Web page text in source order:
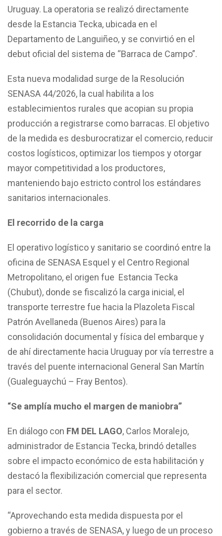
Uruguay. La operatoria se realizó directamente
desde la Estancia Tecka, ubicada en el
Departamento de Languiñeo, y se convirtió en el
debut oficial del sistema de “Barraca de Campo”.
Esta nueva modalidad surge de la Resolución
SENASA 44/2026, la cual habilita a los
establecimientos rurales que acopian su propia
producción a registrarse como barracas. El objetivo
de la medida es desburocratizar el comercio, reducir
costos logísticos, optimizar los tiempos y otorgar
mayor competitividad a los productores,
manteniendo bajo estricto control los estándares
sanitarios internacionales.
El recorrido de la carga
El operativo logístico y sanitario se coordinó entre la
oficina de SENASA Esquel y el Centro Regional
Metropolitano, el origen fue Estancia Tecka
(Chubut), donde se fiscalizó la carga inicial, el
transporte terrestre fue hacia la Plazoleta Fiscal
Patrón Avellaneda (Buenos Aires) para la
consolidación documental y física del embarque y
de ahí directamente hacia Uruguay por vía terrestre a
través del puente internacional General San Martín
(Gualeguaychú – Fray Bentos).
“Se amplía mucho el margen de maniobra”
En diálogo con FM DEL LAGO, Carlos Moralejo,
administrador de Estancia Tecka, brindó detalles
sobre el impacto económico de esta habilitación y
destacó la flexibilización comercial que representa
para el sector.
“Aprovechando esta medida dispuesta por el
gobierno a través de SENASA, y luego de un proceso